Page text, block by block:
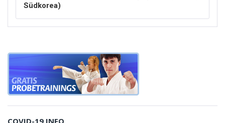
Südkorea)
COVID-19 INFO